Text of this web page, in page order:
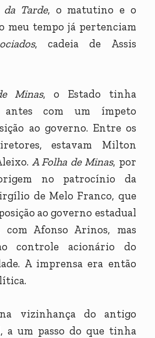
Tarde, o matutino e o
meu tempo já pertenciam
, cadeia de Assis
Minas, o Estado tinha
antes com um ímpeto
ao governo. Entre os
estavam Milton
A Folha de Minas, por
no patrocínio da
de Melo Franco, que
ao governo estadual
Afonso Arinos, mas
controle acionário do
A imprensa era então
vizinhança do antigo
a um passo do que tinha